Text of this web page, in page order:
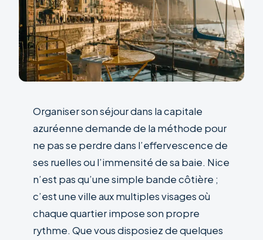
Organiser son séjour dans la capitale
azuréenne demande de la méthode pour
ne pas se perdre dans l’effervescence de
ses ruelles ou l’immensité de sa baie. Nice
n’est pas qu’une simple bande côtière ;
c’est une ville aux multiples visages où
chaque quartier impose son propre
rythme. Que vous disposiez de quelques